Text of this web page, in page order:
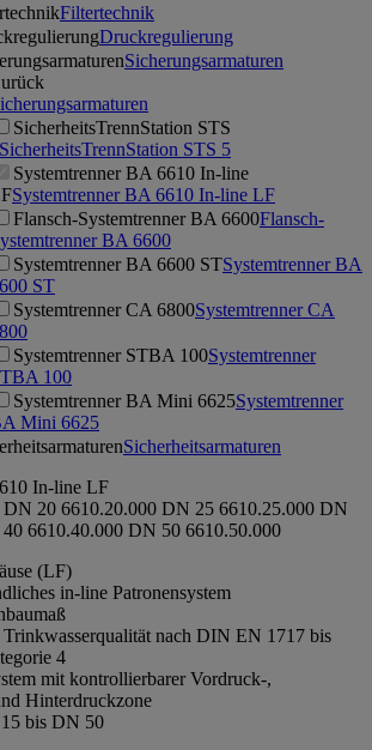
Filtertechnik
Druckregulierung
Sicherungsarmaturen
SicherheitsTrennStation STS
SicherheitsTrennStation STS 5
Systemtrenner BA 6610 In-line
Systemtrenner BA 6610 In-line LF
Flansch-Systemtrenner BA 6600Flansch-
BA 6600
Systemtrenner BA 6600 STSystemtrenner BA
ST
Systemtrenner CA 6800Systemtrenner CA
Systemtrenner STBA 100Systemtrenner
100
Systemtrenner BA Mini 6625Systemtrenner
Mini 6625
Sicherheitsarmaturen
In-line LF
DN 20 6610.20.000 DN 25 6610.25.000 DN
6610.40.000 DN 50 6610.50.000
(LF)
in-line Patronensystem
Trinkwasserqualität nach DIN EN 1717 bis
4
mit kontrollierbarer Vordruck-,
Hinterdruckzone
bis DN 50